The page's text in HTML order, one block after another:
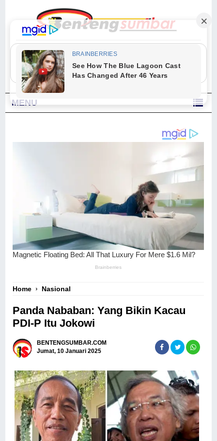
"Sesungguhnya Allah dan para malaikat-Nya berselawat untuk Nabi.
Wahai orang-orang yang beriman, berselawatlah kamu untuk Nabi dan
ucapkanlah salam dengan penuh penghormatan kepadanya." (Qs. Al
Ahzab Ayat 56)
MENU
Home › Nasional
Panda Nababan: Yang Bikin Kacau
PDI-P Itu Jokowi
BENTENGSUMBAR.COM
Jumat, 10 Januari 2025